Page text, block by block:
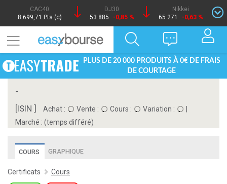
CAC40
8 699,71 Pts (c)
DJ30
53 885
-0,85 %
Nikkei
65 271
-0,63 %
PLUS DE 20 000 PRODUITS À 0€ DE FRAIS
DE COURTAGE
-
[ISIN ] Achat : Vente : Cours : Variation :
Marché : (temps différé)
COURS GRAPHIQUE
Certificats Cours